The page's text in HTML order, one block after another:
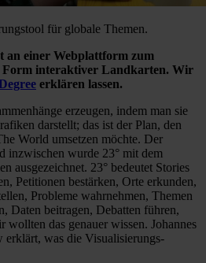
für globale Themen.
an einer Webplattform zum
Form interaktiver Landkarten. Wir
erklären lassen.
erzeugen, indem man sie
darstellt; das ist der Plan, den
World umsetzen möchte. Der
inzwischen wurde 23° mit dem
ausgezeichnet. 23° bedeutet Stories
Petitionen bestärken, Orte erkunden,
Probleme wahrnehmen, Themen
Daten beitragen, Debatten führen,
wollten das genauer wissen. Johannes
erklärt, was die Visualisierungs-